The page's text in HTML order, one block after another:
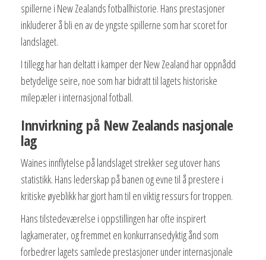
spillerne i New Zealands fotballhistorie. Hans prestasjoner
inkluderer å bli en av de yngste spillerne som har scoret for
landslaget.
I tillegg har han deltatt i kamper der New Zealand har oppnådd
betydelige seire, noe som har bidratt til lagets historiske
milepæler i internasjonal fotball.
Innvirkning på New Zealands nasjonale
lag
Waines innflytelse på landslaget strekker seg utover hans
statistikk. Hans lederskap på banen og evne til å prestere i
kritiske øyeblikk har gjort ham til en viktig ressurs for troppen.
Hans tilstedeværelse i oppstillingen har ofte inspirert
lagkamerater, og fremmet en konkurransedyktig ånd som
forbedrer lagets samlede prestasjoner under internasjonale